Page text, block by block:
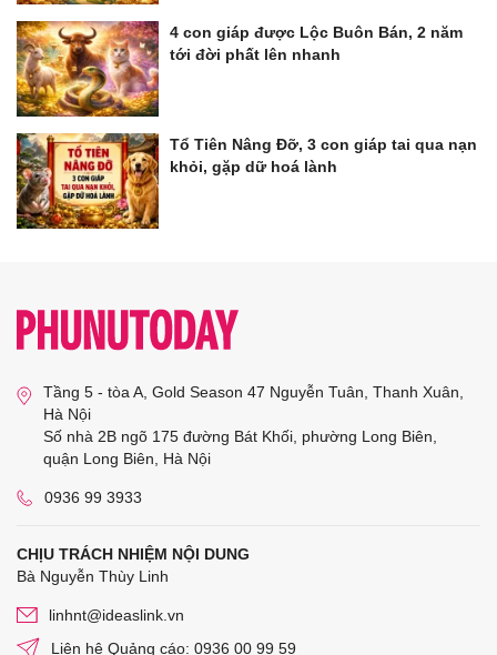
4 con giáp được Lộc Buôn Bán, 2 năm
tới đời phất lên nhanh
Tổ Tiên Nâng Đỡ, 3 con giáp tai qua nạn
khỏi, gặp dữ hoá lành
Tầng 5 - tòa A, Gold Season 47 Nguyễn Tuân, Thanh Xuân,
Hà Nội
Số nhà 2B ngõ 175 đường Bát Khối, phường Long Biên,
quận Long Biên, Hà Nội
0936 99 3933
CHỊU TRÁCH NHIỆM NỘI DUNG
Bà Nguyễn Thùy Linh
linhnt@ideaslink.vn
Liên hệ Quảng cáo: 0936 00 99 59